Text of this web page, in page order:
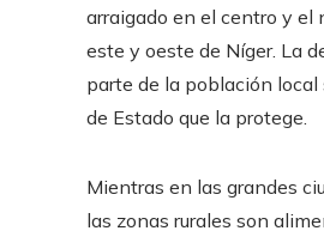
arraigado en el centro y el
este y oeste de Níger. La
parte de la población
de Estado que la protege.
Mientras en las grandes
las zonas rurales son